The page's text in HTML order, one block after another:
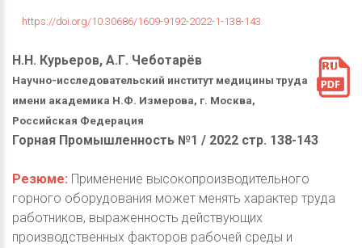
https://doi.org/10.30686/1609-9192-2022-1-138-143
Н.Н. Курьеров, А.Г. Чеботарёв
Научно-исследовательский институт медицины труда
имени академика Н.Ф. Измерова, г. Москва,
Российская Федерация
Горная Промышленность №1 / 2022 стр. 138-143
Резюме: Применение высокопроизводительного
горного оборудования может менять характер труда
работников, выраженность действующих
производственных факторов рабочей среды и